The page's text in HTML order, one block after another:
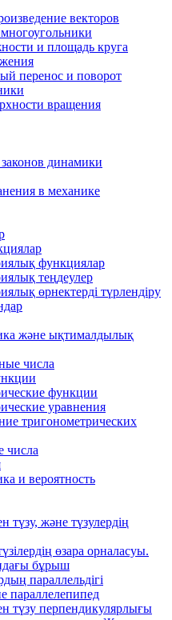
векторов
и площадь круга
перенос и поворот
вращения
динамики
в механике
функциялар
теңдеулер
өрнектерді түрлендіру
және ықтималдылық
числа
функции
уравнения
тригонометрических
числа
и вероятность
түзу, және түзулердің
өзара орналасуы.
бұрыш
параллельдігі
параллелепипед
түзу перпендикулярлығы